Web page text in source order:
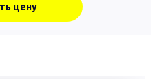
цену